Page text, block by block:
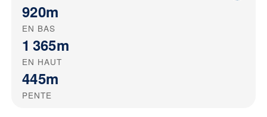
920m
EN BAS
1 365m
EN HAUT
445m
PENTE